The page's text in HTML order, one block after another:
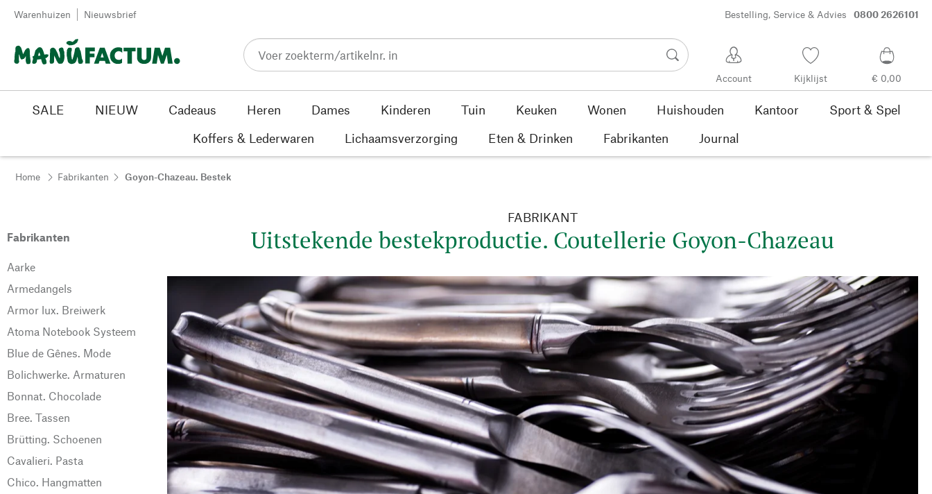
Passer au contenu
Warenhuizen Nieuwsbrief Bestelling, Service & Advies 0800 2626101
Account Kijklijst € 0,00
SALE NIEUW Cadeaus Heren Dames Kinderen Tuin Keuken Wonen Huishouden Kantoor
Sport & Spel
Koffers & Lederwaren
Lichaamsverzorging Eten & Drinken Fabrikanten Journal
Home Fabrikanten Goyon-Chazeau. Bestek
Fabrikanten
Aarke
Armedangels
Armor lux. Breiwerk
Atoma Notebook Systeem
Blue de Gênes. Mode
Bolichwerke. Armaturen
Bonnat. Chocolade
Bree. Tassen
Brütting. Schoenen
Cavalieri. Pasta
Chico. Hangmatten
FABRIKANT
Uitstekende bestekproductie. Coutellerie Goyon-Chazeau